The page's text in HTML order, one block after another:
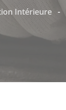
Intérieure -